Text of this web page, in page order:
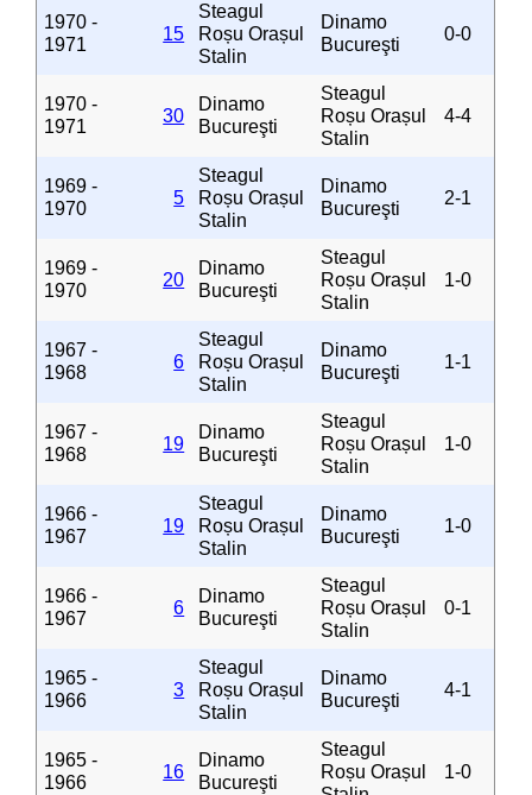
1970 -
1971
15
Steagul
Roșu Orașul
Stalin
Dinamo
Bucureşti
0-0
1970 -
1971
30
Dinamo
Bucureşti
Steagul
Roșu Orașul
Stalin
4-4
1969 -
1970
5
Steagul
Roșu Orașul
Stalin
Dinamo
Bucureşti
2-1
1969 -
1970
20
Dinamo
Bucureşti
Steagul
Roșu Orașul
Stalin
1-0
1967 -
1968
6
Steagul
Roșu Orașul
Stalin
Dinamo
Bucureşti
1-1
1967 -
1968
19
Dinamo
Bucureşti
Steagul
Roșu Orașul
Stalin
1-0
1966 -
1967
19
Steagul
Roșu Orașul
Stalin
Dinamo
Bucureşti
1-0
1966 -
1967
6
Dinamo
Bucureşti
Steagul
Roșu Orașul
Stalin
0-1
1965 -
1966
3
Steagul
Roșu Orașul
Stalin
Dinamo
Bucureşti
4-1
1965 -
1966
16
Dinamo
Bucureşti
Steagul
Roșu Orașul
1-0